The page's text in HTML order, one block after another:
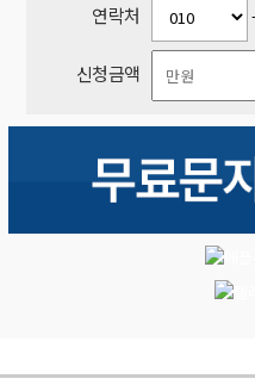
연락처 -
신청금액